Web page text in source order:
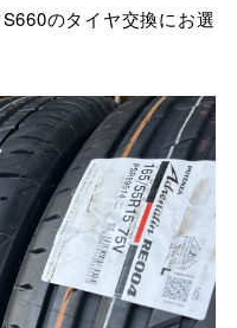
のタイヤ交換にお選